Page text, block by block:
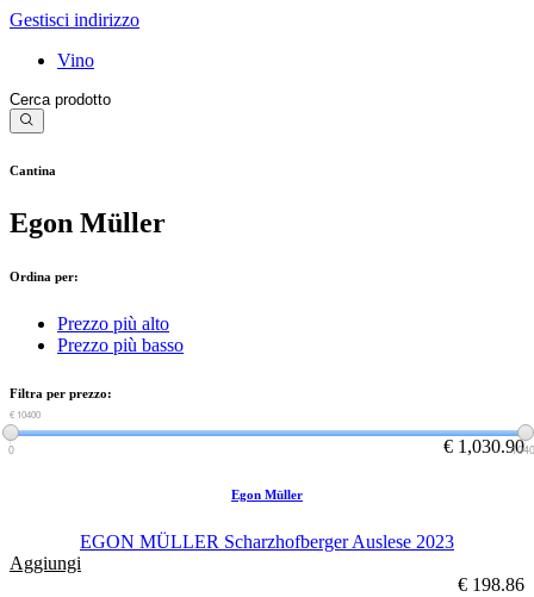
Gestisci indirizzo
Vino
Cantina
Egon Müller
Ordina per:
Prezzo più alto
Prezzo più basso
Filtra per prezzo:
€ 0
€ 10400
0 € 1,030.90
Egon Müller
EGON MÜLLER Scharzhofberger Auslese 2023
Aggiungi
€ 198.86